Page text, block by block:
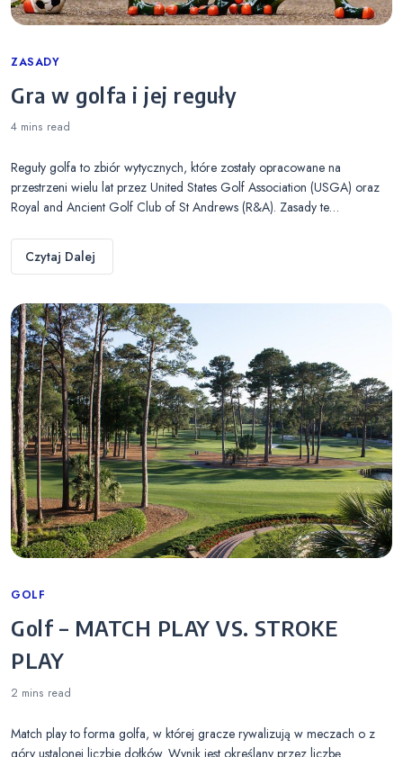
Categories
ZASADY
Gra w golfa i jej reguły
4 mins read
Reguły golfa to zbiór wytycznych, które zostały opracowane na
przestrzeni wielu lat przez United States Golf Association (USGA) oraz
Royal and Ancient Golf Club of St Andrews (R&A). Zasady te…
Czytaj Dalej
Categories
GOLF
Golf – MATCH PLAY VS. STROKE
PLAY
2 mins read
Match play to forma golfa, w której gracze rywalizują w meczach o z
góry ustalonej liczbie dołków. Wynik jest określany przez liczbę